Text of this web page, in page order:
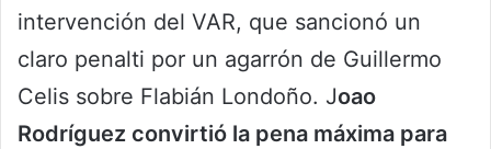
intervención del VAR, que sancionó un
claro penalti por un agarrón de Guillermo
Celis sobre Flabián Londoño. Joao
Rodríguez convirtió la pena máxima para